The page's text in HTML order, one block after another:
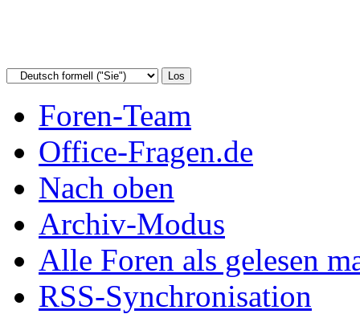
Foren-Team
Office-Fragen.de
Nach oben
Archiv-Modus
Alle Foren als gelesen
RSS-Synchronisation